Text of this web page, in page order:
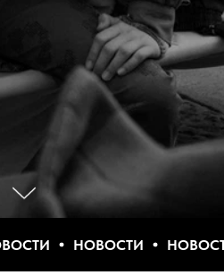
НОВОСТИ НОВОСТИ